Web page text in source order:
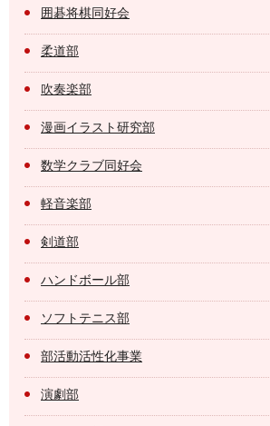
囲碁将棋同好会
柔道部
吹奏楽部
漫画イラスト研究部
数学クラブ同好会
軽音楽部
剣道部
ハンドボール部
ソフトテニス部
部活動活性化事業
演劇部